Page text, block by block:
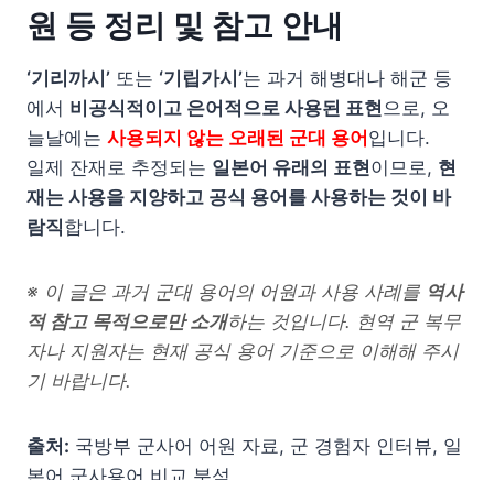
원 등 정리 및 참고 안내
‘기리까시’ 또는 ‘기립가시’는 과거 해병대나 해군 등
에서 비공식적이고 은어적으로 사용된 표현으로, 오
늘날에는 사용되지 않는 오래된 군대 용어 입니다.
일제 잔재로 추정되는 일본어 유래의 표현이므로, 현
재는 사용을 지양하고 공식 용어를 사용하는 것이 바
람직합니다.
※ 이 글은 과거 군대 용어의 어원과 사용 사례를 역사
적 참고 목적으로만 소개하는 것입니다. 현역 군 복무
자나 지원자는 현재 공식 용어 기준으로 이해해 주시
기 바랍니다.
출처: 국방부 군사어 어원 자료, 군 경험자 인터뷰, 일